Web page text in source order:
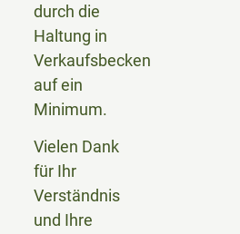
durch die
Haltung in
Verkaufsbecken
auf ein
Minimum.
Vielen Dank
für Ihr
Verständnis
und Ihre